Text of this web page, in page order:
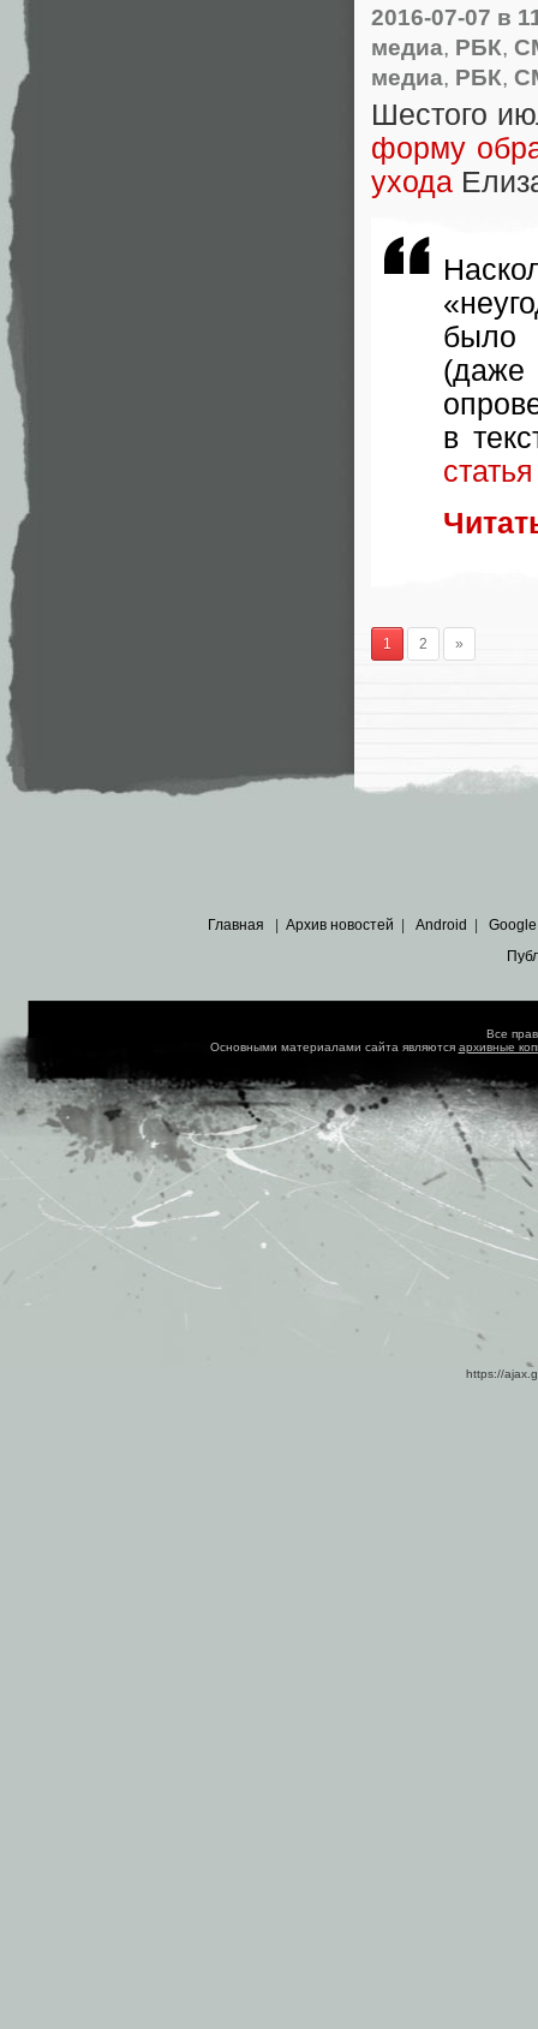
2016-07-07 в
медиа, РБК,
медиа, РБК,
Шестого
форму
ухода
было
в
статья
1 2 »
Главная | Архив новостей | Android | Google
Все
Основными материалами сайта являются архивные
https://